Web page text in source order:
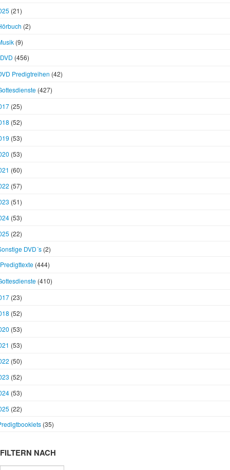
(21)
(2)
(9)
DVD (456)
Predigtreihen (42)
(427)
(25)
(52)
(53)
(53)
(60)
(57)
(51)
(53)
(22)
DVD´s (2)
Predigttexte (444)
(410)
(23)
(52)
(53)
(53)
(50)
(52)
(53)
(22)
(35)
FILTERN NACH